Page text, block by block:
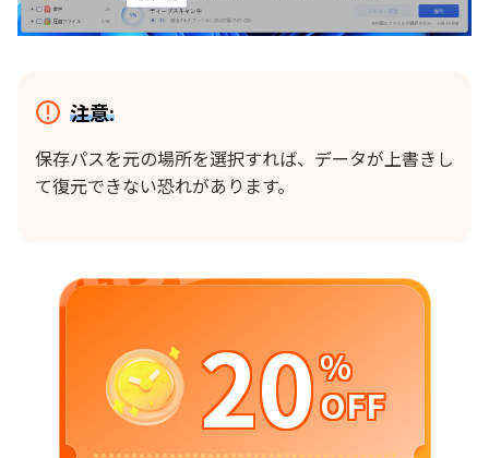
注意:
保存パスを元の場所を選択すれば、データが上書きし
て復元できない恐れがあります。
20%
OFF